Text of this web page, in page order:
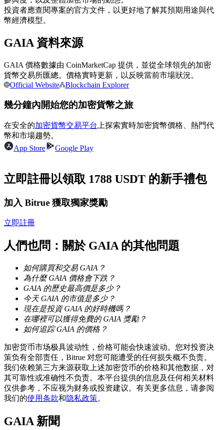
成為跟單交易員
坐享盈利分成和跟單分傭
合約資訊
包含交易情況等的大數據分析
合約指南
投資者應查閱專案的官方文件，以更好地了解其預期用途與代
幣經濟模型。
GAIA 資料來源
GAIA 價格數據由 CoinMarketCap 提供，並從全球領先的加密
貨幣交易所匯總。價格實時更新，以反映當前市場狀況。
Official Website
Blockchain Explorer
幾分鐘內開始您的加密貨幣之旅
在安全的加密貨幣交易平台 上探索實時加密貨幣價格、熱門代
幣和市場趨勢。
App Store
Google Play
立即註冊以領取 1788 USDT 的新手禮包
加入 Bitrue 獲取獨家獎勵
立即註冊
人們也問：關於 GAIA 的其他問題
如何購買和交易 GAIA？
為什麼 GAIA 價格會下跌？
GAIA 的歷史最高價是多少？
今天 GAIA 的市值是多少？
現在是投資 GAIA 的好時機嗎？
在哪裡可以獲得免費的 GAIA 獎勵？
如何追踪 GAIA 的價格？
加密货币市场极具波动性，价格可能会快速波动。您对投资决
策负有全部责任，Bitrue 对您可能遭受的任何损失概不负责。
我们依赖第三方来源获取上述加密货币的价格和其他数据，对
其可靠性或准确性不负责。本平台提供的信息及任何相关材料
仅供参考，不应视为财务或投资建议。有关更多信息，请参阅
我们的使用条款和隐私政策。
GAIA 新聞